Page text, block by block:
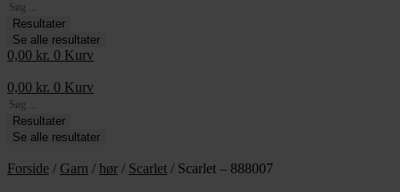
Search
...Resultater
Se alle resultater
0,00 kr. 0 Kurv
0,00 kr. 0 Kurv
Search
...Resultater
Se alle resultater
Forside / Garn / hør / Scarlet / Scarlet – 888007